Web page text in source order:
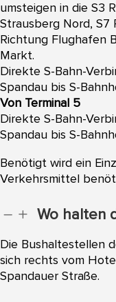
umsteigen in die S3
Strausberg Nord, S7
Richtung Flughafen
Markt.
Direkte S-Bahn-
Spandau bis S-
Von Terminal 5
Direkte S-Bahn-
Spandau bis S-
Benötigt wird ein
Verkehrsmittel
K L Wo halten
Die Bushaltestellen
sich rechts vom
Spandauer Straße.